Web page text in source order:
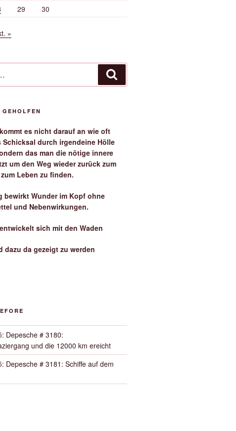
29 30
»
es nicht darauf an wie oft
Schicksal durch irgendeine Hölle
das man die nötige innere
um den Weg wieder zurück zum
Leben zu finden.
bewirkt Wunder im Kopf ohne
und Nebenwirkungen.
sich mit den Waden
dazu da gezeigt zu werden
: Depesche # 3180:
und die 12000 km ereicht
: Depesche # 3181: Schiffe auf dem